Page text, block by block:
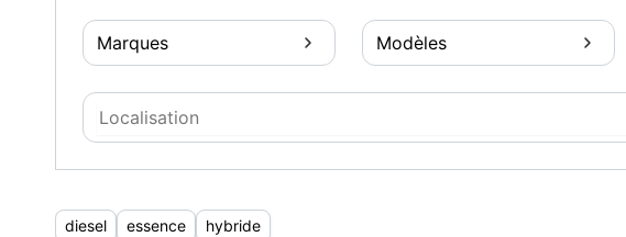
Marques Modèles
diesel essence hybride